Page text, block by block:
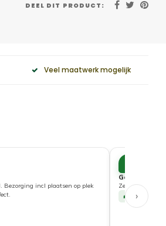
DEEL DIT PRODUCT:
Veel maatwerk mogelijk
Bezorging incl plaatsen op plek
Goede
Zeer tevreden
Beveelt ons
›